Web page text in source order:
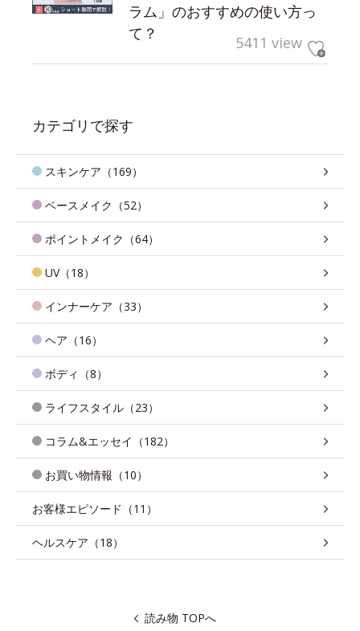
ラム」のおすすめの使い方っ
て？
5411 view
カテゴリで探す
スキンケア（169）
ベースメイク（52）
ポイントメイク（64）
UV（18）
インナーケア（33）
ヘア（16）
ボディ（8）
ライフスタイル（23）
コラム&エッセイ（182）
お買い物情報（10）
お客様エピソード（11）
ヘルスケア（18）
読み物 TOPへ